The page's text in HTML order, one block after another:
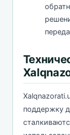
поддержку